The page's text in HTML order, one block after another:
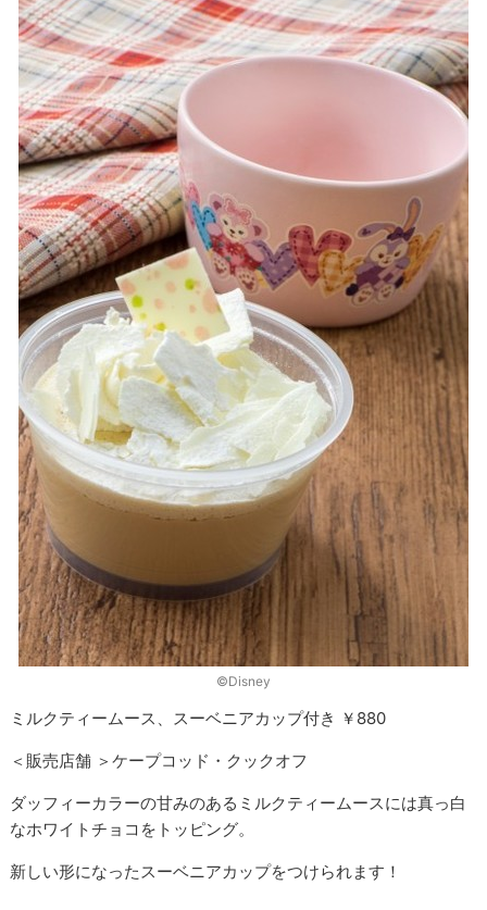
©Disney
ミルクティームース、スーベニアカップ付き ￥880
＜販売店舗 ＞ケープコッド・クックオフ
ダッフィーカラーの甘みのあるミルクティームースには真っ白
なホワイトチョコをトッピング。
新しい形になったスーベニアカップをつけられます！